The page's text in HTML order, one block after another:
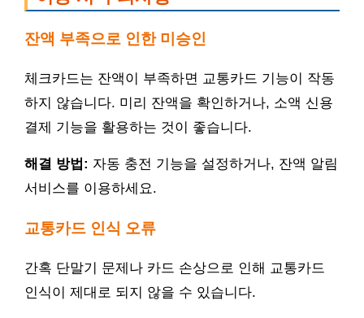
잔액 부족으로 인한 미승인
체크카드는 잔액이 부족하면 교통카드 기능이 작동
하지 않습니다. 미리 잔액을 확인하거나, 소액 신용
결제 기능을 활용하는 것이 좋습니다.
해결 방법: 자동 충전 기능을 설정하거나, 잔액 알림
서비스를 이용하세요.
교통카드 인식 오류
간혹 단말기 문제나 카드 손상으로 인해 교통카드
인식이 제대로 되지 않을 수 있습니다.